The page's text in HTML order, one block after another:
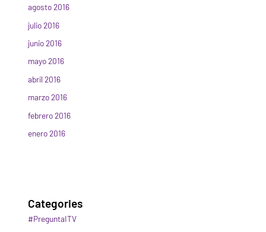
agosto 2016
julio 2016
junio 2016
mayo 2016
abril 2016
marzo 2016
febrero 2016
enero 2016
Categories
#PreguntaITV